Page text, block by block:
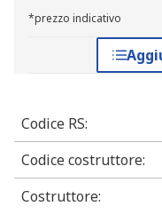
*prezzo indicativo
Codice RS:
Codice costruttore:
Costruttore: